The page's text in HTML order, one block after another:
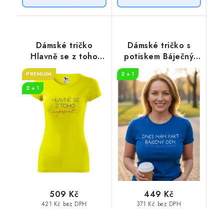
Dámské tričko
Hlavně se z toho
neposrat
PREMIUM
2 + 1
421 Kč bez DPH
509 Kč
Dámské tričko s
potiskem Báječný
den
2 + 1
371 Kč bez DPH
449 Kč